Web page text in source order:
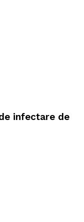
infectare de